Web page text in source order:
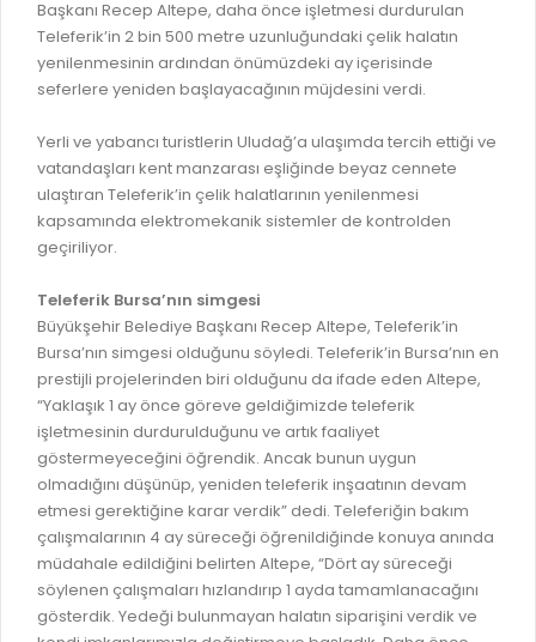
BİLGİ EDİNME
MECLİS
KOMİSYON ÜYELERİ
MECLİS KARARLARI
MECLİS GÜNDEMİ VE KARAR ÖZETLERİ
STRATEJİK PLANLAR
PERFORMANS PROGRAMI
BÜTÇE
FAALİYET RAPORLARI
KESİN HESAPLAR
GELİR TARİFESİ
İMAR PLANI DEĞİŞİKLİKLERİ
UKOME TOPLANTILARI
YANGIN SİGORTA E-BEYANNAME
BAŞVURU / KAYIT / SORGU
ORKESTRA KAYIT
SEYAHAT KARTI SORGULAMA
BURSA AKADEMİ
İTFAİYE RAPORU
ONLİNE KATI ATIK BAŞVURUSU
İTFAİYE OLAY KAYDI BAŞVURUSU
BADEM KAYIT
İHALE İLANLARI
DOĞRUDAN TEMİN İLANLARI
EVRAK TAKİBİ
MEZARLIK BİLGİ SİSTEMİ
Başkanı Recep Altepe, daha önce işletmesi durdurulan
Teleferik’in 2 bin 500 metre uzunluğundaki çelik halatın
yenilenmesinin ardından önümüzdeki ay içerisinde
seferlere yeniden başlayacağının müjdesini verdi.
Yerli ve yabancı turistlerin Uludağ’a ulaşımda tercih ettiği ve
vatandaşları kent manzarası eşliğinde beyaz cennete
ulaştıran Teleferik’in çelik halatlarının yenilenmesi
kapsamında elektromekanik sistemler de kontrolden
geçiriliyor.
Teleferik Bursa’nın simgesi
Büyükşehir Belediye Başkanı Recep Altepe, Teleferik’in
Bursa’nın simgesi olduğunu söyledi. Teleferik’in Bursa’nın en
prestijli projelerinden biri olduğunu da ifade eden Altepe,
“Yaklaşık 1 ay önce göreve geldiğimizde teleferik
işletmesinin durdurulduğunu ve artık faaliyet
göstermeyeceğini öğrendik. Ancak bunun uygun
olmadığını düşünüp, yeniden teleferik inşaatının devam
etmesi gerektiğine karar verdik” dedi. Teleferiğin bakım
çalışmalarının 4 ay süreceği öğrenildiğinde konuya anında
müdahale edildiğini belirten Altepe, “Dört ay süreceği
söylenen çalışmaları hızlandırıp 1 ayda tamamlanacağını
gösterdik. Yedeği bulunmayan halatın siparişini verdik ve